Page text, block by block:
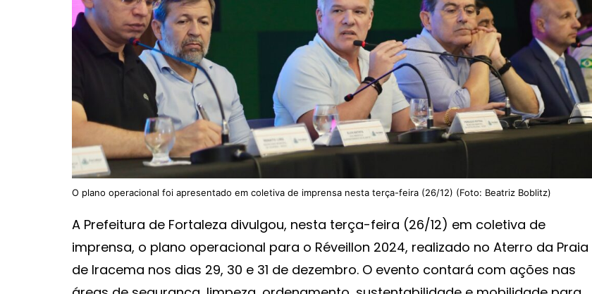
O plano operacional foi apresentado em coletiva de imprensa nesta terça-feira (26/12) (Foto: Beatriz Boblitz)
A Prefeitura de Fortaleza divulgou, nesta terça-feira (26/12) em coletiva de
imprensa, o plano operacional para o Réveillon 2024, realizado no Aterro da Praia
de Iracema nos dias 29, 30 e 31 de dezembro. O evento contará com ações nas